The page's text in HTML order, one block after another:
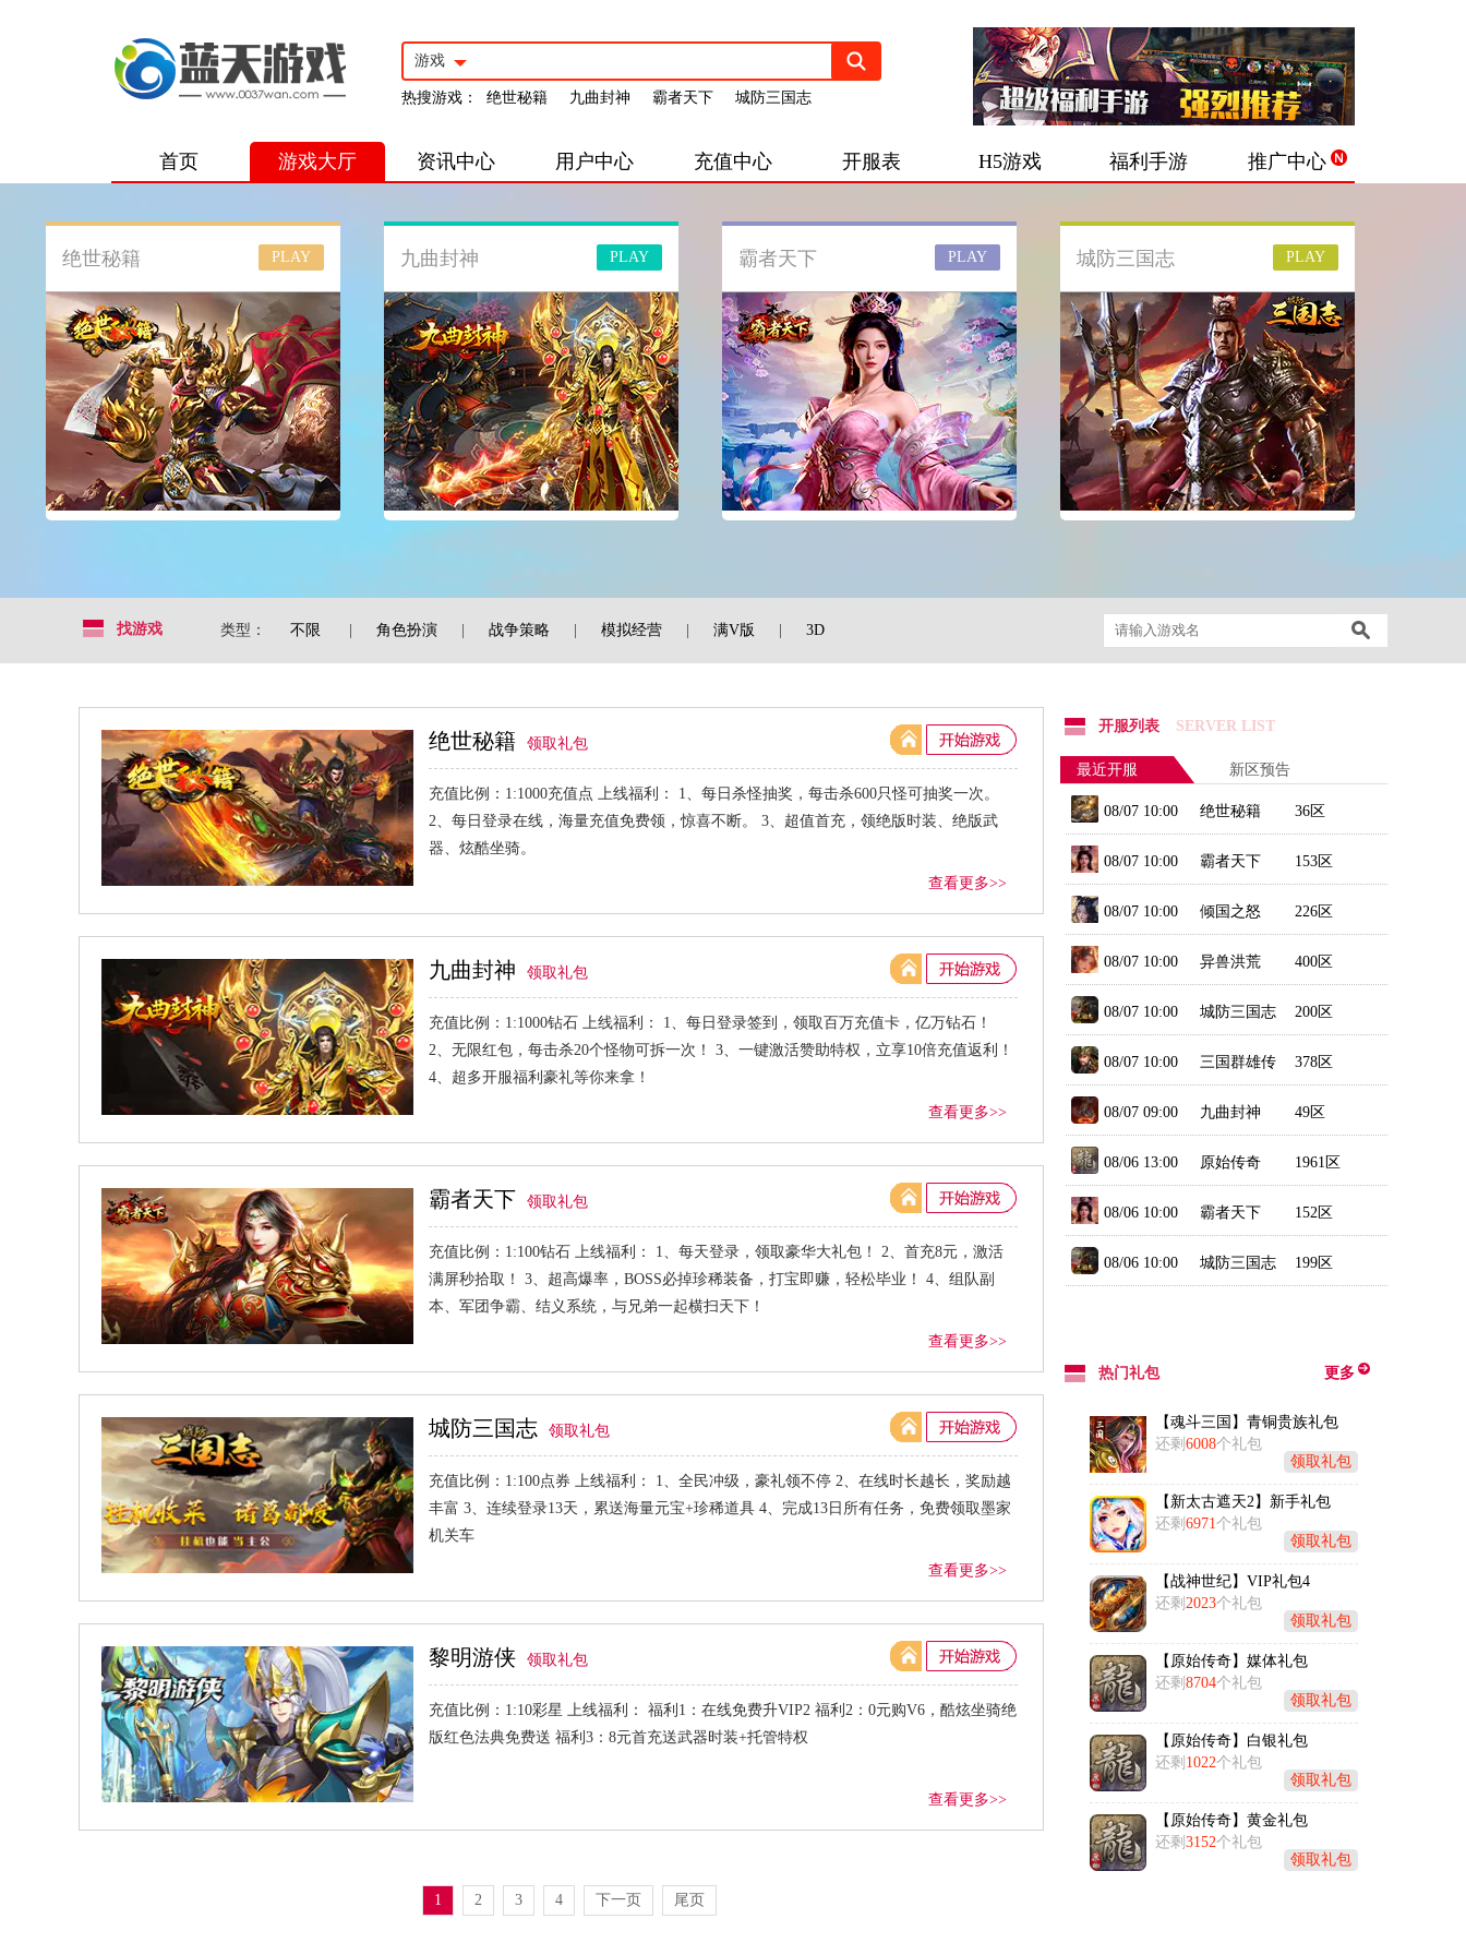
游戏
热搜游戏： 绝世秘籍 九曲封神 霸者天下 城防三国志
首页 游戏大厅 资讯中心 用户中心 充值中心 开服表 H5游戏 福利手游 推广中心
绝世秘籍 PLAY 九曲封神 PLAY 霸者天下 PLAY 城防三国志 PLAY
找游戏 类型： 不限 角色扮演 战争策略 模拟经营 满V版 3D
绝世秘籍 领取礼包
充值比例：1:1000充值点 上线福利： 1、每日杀怪抽奖，每击杀600只怪可抽奖一次。
2、每日登录在线，海量充值免费领，惊喜不断。 3、超值首充，领绝版时装、绝版武
器、炫酷坐骑。
查看更多>>
九曲封神 领取礼包
充值比例：1:1000钻石 上线福利： 1、每日登录签到，领取百万充值卡，亿万钻石！
2、无限红包，每击杀20个怪物可拆一次！ 3、一键激活赞助特权，立享10倍充值返利！
4、超多开服福利豪礼等你来拿！
查看更多>>
霸者天下 领取礼包
充值比例：1:100钻石 上线福利： 1、每天登录，领取豪华大礼包！ 2、首充8元，激活
满屏秒拾取！ 3、超高爆率，BOSS必掉珍稀装备，打宝即赚，轻松毕业！ 4、组队副
本、军团争霸、结义系统，与兄弟一起横扫天下！
查看更多>>
城防三国志 领取礼包
充值比例：1:100点券 上线福利： 1、全民冲级，豪礼领不停 2、在线时长越长，奖励越
丰富 3、连续登录13天，累送海量元宝+珍稀道具 4、完成13日所有任务，免费领取墨家
机关车
查看更多>>
黎明游侠 领取礼包
充值比例：1:10彩星 上线福利： 福利1：在线免费升VIP2 福利2：0元购V6，酷炫坐骑绝
版红色法典免费送 福利3：8元首充送武器时装+托管特权
查看更多>>
1 2 3 4 下一页 尾页
开服列表 SERVER LIST
最近开服
08/07 10:00 绝世秘籍 36区
08/07 10:00 霸者天下 153区
08/07 10:00 倾国之怒 226区
08/07 10:00 异兽洪荒 400区
08/07 10:00 城防三国志 200区
08/07 10:00 三国群雄传 378区
08/07 09:00 九曲封神 49区
08/06 13:00 原始传奇 1961区
08/06 10:00 霸者天下 152区
08/06 10:00 城防三国志 199区
新区预告
热门礼包 更多
【魂斗三国】青铜贵族礼包
还剩 6008个礼包
领取礼包
【新太古遮天2】新手礼包
还剩 6971个礼包
领取礼包
【战神世纪】VIP礼包4
还剩 2023个礼包
领取礼包
【原始传奇】媒体礼包
还剩 8704个礼包
领取礼包
【原始传奇】白银礼包
还剩 1022个礼包
领取礼包
【原始传奇】黄金礼包
还剩 3152个礼包
领取礼包